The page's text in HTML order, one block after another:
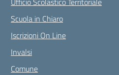
Scuola in Chiaro
Iscrizioni On Line
Invalsi
Comune